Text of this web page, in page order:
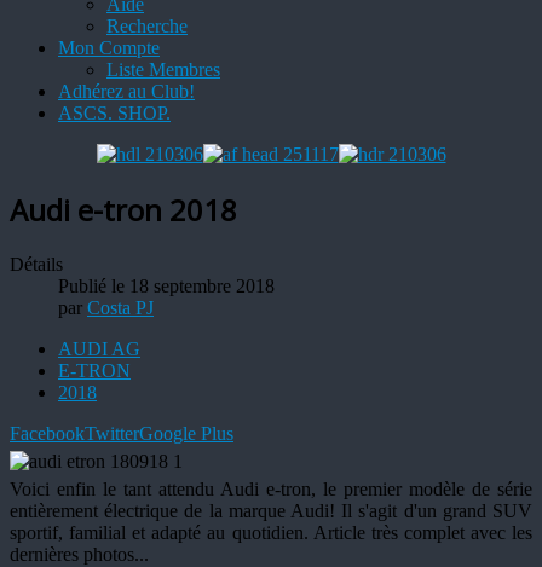
Aide
Recherche
Mon Compte
Liste Membres
Adhérez au Club!
ASCS. SHOP.
Audi e-tron 2018
Détails
Publié le 18 septembre 2018
par Costa PJ
AUDI AG
E-TRON
2018
FacebookTwitterGoogle Plus
Voici enfin le tant attendu Audi e-tron, le premier modèle de série
entièrement électrique de la marque Audi! Il s'agit d'un grand SUV
sportif, familial et adapté au quotidien. Article très complet avec les
dernières photos...